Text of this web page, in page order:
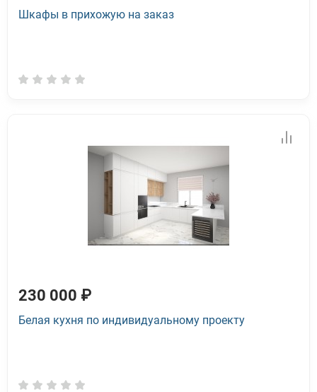
Шкафы в прихожую на заказ
230 000 ₽
Белая кухня по индивидуальному проекту